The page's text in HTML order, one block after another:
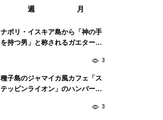
週 月
ナポリ・イスキア島から「神の手
を持つ男」と称されるガエターノ
3
種子島のジャマイカ風カフェ「ス
テッピンライオン」のハンバーガ
3